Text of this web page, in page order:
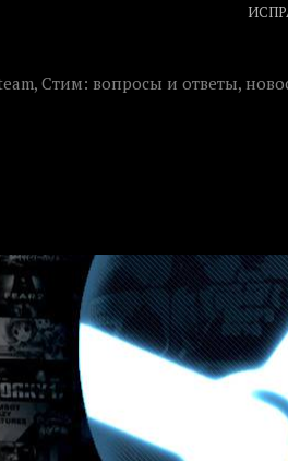
Стим: вопросы и ответы,